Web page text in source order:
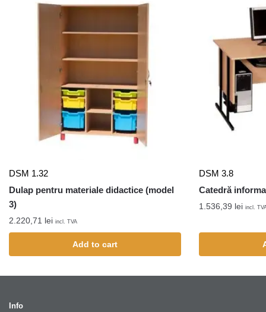
DSM 1.32
Dulap pentru materiale didactice (model
3)
2.220,71 lei incl. TVA
Add to cart
DSM 3.8
Catedră
1.536,39 lei incl.
Info